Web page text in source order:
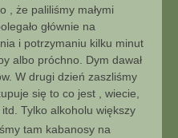
, że paliliśmy małymi
głównie na
i potrzymaniu kilku minut
albo próchno. Dym dawał
W drugi dzień zaszliśmy
się to co jest , wiecie,
Tylko alkoholu większy
tam kabanosy na